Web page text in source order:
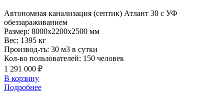
Автономная канализация (септик) Атлант 30 с УФ
обеззараживанием
Размер: 8000x2200x2500 мм
Вес: 1395 кг
Производ-ть: 30 м3 в сутки
Кол-во пользователей: 150 человек
1 291 000 ₽
В корзину
Подробнее